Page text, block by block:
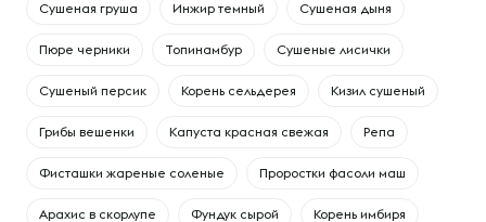
Сушеная груша Инжир темный Сушеная дыня
Пюре черники Топинамбур Сушеные лисички
Сушеный персик Корень сельдерея Кизил сушеный
Грибы вешенки Капуста красная свежая Репа
Фисташки жареные соленые Проростки фасоли маш
Арахис в скорлупе Фундук сырой Корень имбиря